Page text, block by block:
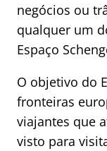
negócios ou
qualquer um
Espaço
O objetivo do
fronteiras
viajantes que
visto para